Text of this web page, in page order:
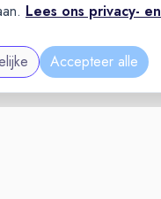
Lees ons privacy- en
Accepteer alle